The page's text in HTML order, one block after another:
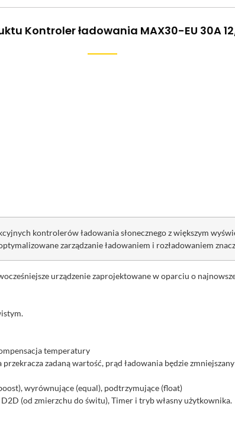
Kontroler ładowania MAX30-EU 30A
kontrolerów ładowania słonecznego z większym
zarządzanie ładowaniem i rozładowaniem
urządzenie zaprojektowane w oparciu o
temperatury
zadaną wartość, prąd ładowania będzie
wyrównujące (equal), podtrzymujące (float)
(od zmierzchu do świtu), Timer i tryb własny użytkownika.